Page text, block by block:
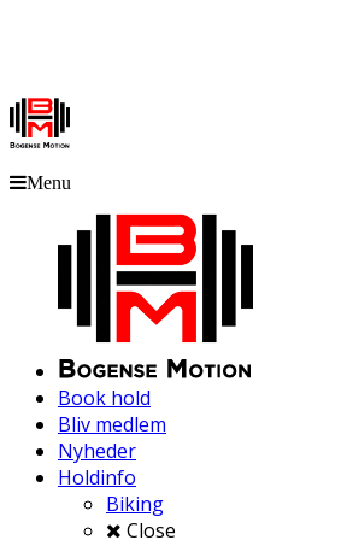
Menu
Book hold
Bliv medlem
Nyheder
Holdinfo
Biking
Close